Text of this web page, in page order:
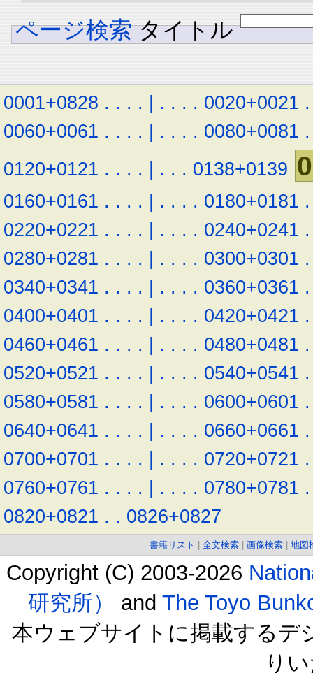
ページ検索 タイトル
0001+0828 . . . . | . . . . 0020+0021 .
0060+0061 . . . . | . . . . 0080+0081 .
0120+0121 . . . . | . . . 0138+0139
0160+0161 . . . . | . . . . 0180+0181 .
0220+0221 . . . . | . . . . 0240+0241 .
0280+0281 . . . . | . . . . 0300+0301 .
0340+0341 . . . . | . . . . 0360+0361 .
0400+0401 . . . . | . . . . 0420+0421 .
0460+0461 . . . . | . . . . 0480+0481 .
0520+0521 . . . . | . . . . 0540+0541 .
0580+0581 . . . . | . . . . 0600+0601 .
0640+0641 . . . . | . . . . 0660+0661 .
0700+0701 . . . . | . . . . 0720+0721 .
0760+0761 . . . . | . . . . 0780+0781 .
0820+0821 . . 0826+0827
書籍リスト 全文検索 画像検索 地図
Copyright (C) 2003-2026
研究所）
and The Toyo
本ウェブサイトに掲載するデ
り